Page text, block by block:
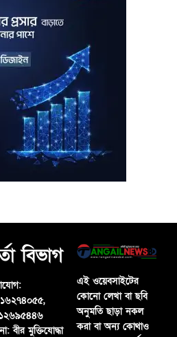
বিভাগ
বীর মুক্তিযোদ্ধা
এই ওয়েবসাইটের
কোনো লেখা বা ছবি
অনুমতি ছাড়া নকল
করা বা অন্য কোথাও